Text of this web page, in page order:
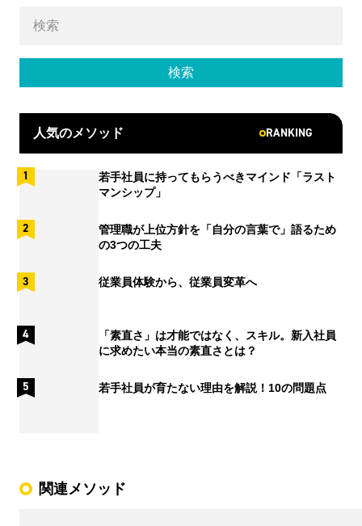
人気のメソッド RANKING
若手社員に持ってもらうべきマインド「ラスト
マンシップ」
管理職が上位方針を「自分の言葉で」語るため
の3つの工夫
従業員体験から、従業員変革へ
「素直さ」は才能ではなく、スキル。新入社員
に求めたい本当の素直さとは？
若手社員が育たない理由を解説！10の問題点
関連メソッド